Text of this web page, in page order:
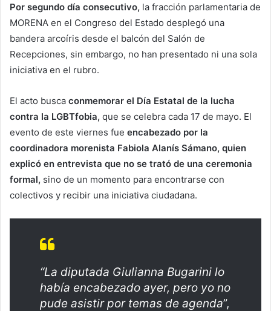
Por segundo día consecutivo, la fracción parlamentaria de
MORENA en el Congreso del Estado desplegó una
bandera arcoíris desde el balcón del Salón de
Recepciones, sin embargo, no han presentado ni una sola
iniciativa en el rubro.
El acto busca conmemorar el Día Estatal de la lucha
contra la LGBTfobia, que se celebra cada 17 de mayo. El
evento de este viernes fue encabezado por la
coordinadora morenista Fabiola Alanís Sámano, quien
explicó en entrevista que no se trató de una ceremonia
formal, sino de un momento para encontrarse con
colectivos y recibir una iniciativa ciudadana.
“La diputada Giulianna Bugarini lo
había encabezado ayer, pero yo no
pude asistir por temas de agenda”,